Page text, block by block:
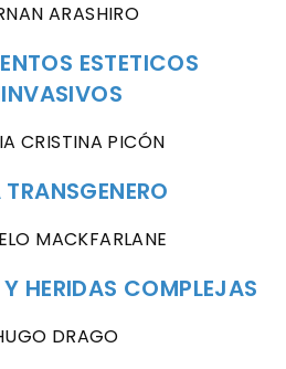
ARASHIRO
ESTETICOS
CRISTINA PICÓN
MACKFARLANE
HERIDAS COMPLEJAS
DRAGO